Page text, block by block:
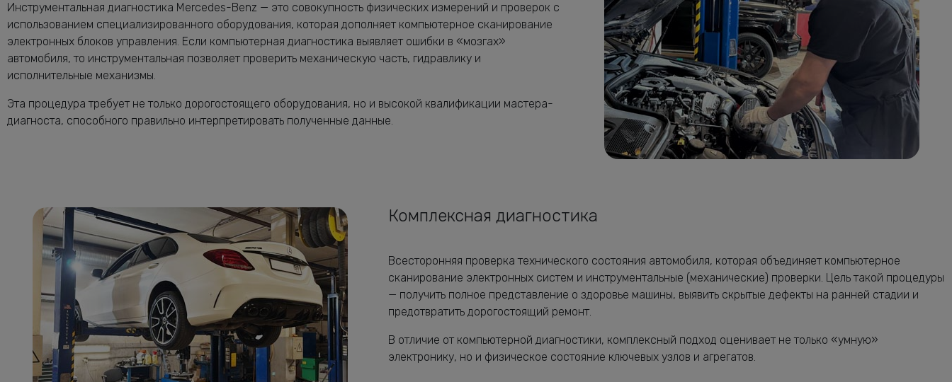
Инструментальная диагностика Mercedes-Benz — это совокупность физических измерений и проверок с
использованием специализированного оборудования, которая дополняет компьютерное сканирование
электронных блоков управления. Если компьютерная диагностика выявляет ошибки в «мозгах»
автомобиля, то инструментальная позволяет проверить механическую часть, гидравлику и
исполнительные механизмы.
Эта процедура требует не только дорогостоящего оборудования, но и высокой квалификации мастера-
диагноста, способного правильно интерпретировать полученные данные.
Комплексная диагностика
Всесторонняя проверка технического состояния автомобиля, которая объединяет компьютерное
сканирование электронных систем и инструментальные (механические) проверки. Цель такой процедуры
— получить полное представление о здоровье машины, выявить скрытые дефекты на ранней стадии и
предотвратить дорогостоящий ремонт.
В отличие от компьютерной диагностики, комплексный подход оценивает не только «умную»
электронику, но и физическое состояние ключевых узлов и агрегатов.